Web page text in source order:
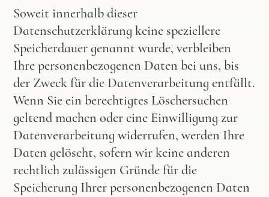
Soweit innerhalb dieser
Datenschutzerklärung keine speziellere
Speicherdauer genannt wurde, verbleiben
Ihre personenbezogenen Daten bei uns, bis
der Zweck für die Datenverarbeitung entfällt.
Wenn Sie ein berechtigtes Löschersuchen
geltend machen oder eine Einwilligung zur
Datenverarbeitung widerrufen, werden Ihre
Daten gelöscht, sofern wir keine anderen
rechtlich zulässigen Gründe für die
Speicherung Ihrer personenbezogenen Daten